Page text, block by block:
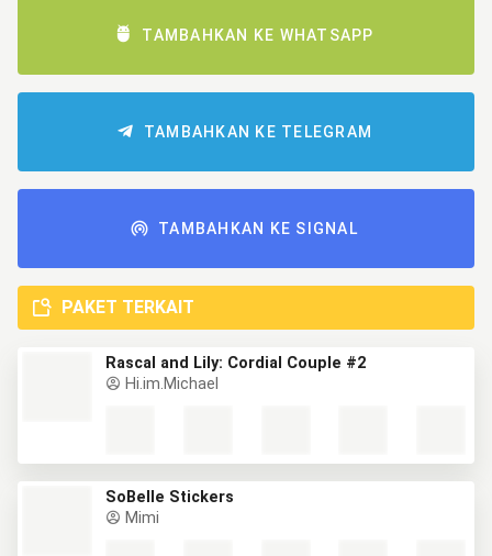
TAMBAHKAN KE WHATSAPP
TAMBAHKAN KE TELEGRAM
TAMBAHKAN KE SIGNAL
PAKET TERKAIT
Rascal and Lily: Cordial Couple #2
Hi.im.Michael
SoBelle Stickers
Mimi